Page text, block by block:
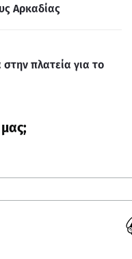
Αρκαδίας
πλατεία για το